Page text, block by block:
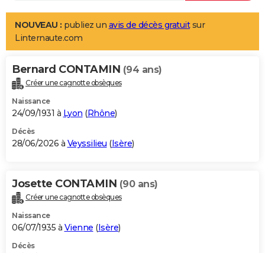
LIFESTYLE
Art de vivre
Bien-être
Loisirs
Mode
Modes de vie
Alimentation
Guide de la santé
Maladies
Médicaments
Sommeil
VOYAGE
Destinations
City break
Voyage nature
Voyage de noces
Forum
Climat
+PHOTO
GUIDES D'ACHAT
BONS PLANS
Carte de Noël
Carte Bonne année
Carte Saint-Valentin
Carte Pâques
Carte d'anniversaire
DICTIONNAIRE
Dictionnaire
Biographies
Citations
Expressions
Proverbes
PROGRAMME TV
NOUVEAU : publiez un avis de décès gratuitsur
Linternaute.com
Bernard CONTAMIN (94 ans)
Créer une cagnotte obsèques
Naissance
24/09/1931 à Lyon (Rhône)
Décès
28/06/2026 à Veyssilieu (Isère)
Josette CONTAMIN (90 ans)
Créer une cagnotte obsèques
Naissance
06/07/1935 à Vienne (Isère)
Décès